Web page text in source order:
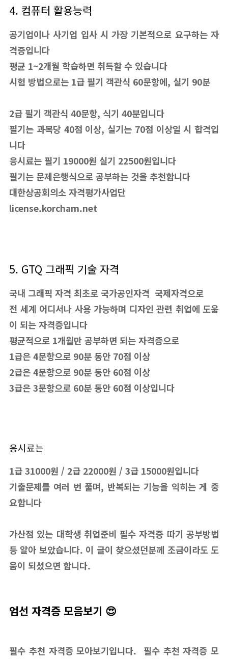
4. 컴퓨터 활용능력
공기업이나 사기업 입사 시 가장 기본적으로 요구하는 자
격증입니다
평균 1~2개월 학습하면 취득할 수 있습니다
시험 방법으로는 1급 필기 객관식 60문항에, 실기 90분
2급 필기 객관식 40문항, 식기 40분입니다
필기는 과목당 40점 이상, 실기는 70점 이상일 시 합격입
니다
응시료는 필기 19000원 실기 22500원입니다
필기는 문제은행식으로 공부하는 것을 추천합니다
대한상공회의소 자격평가사업단
license.korcham.net
5. GTQ 그래픽 기술 자격
국내 그래픽 자격 최초로 국가공인자격 국제자격으로
전 세계 어디서나 사용 가능하며 디자인 관련 취업에 도움
이 되는 자격증입니다
평균적으로 1개월만 공부하면 되는 자격증으로
1급은 4문항으로 90분 동안 70점 이상
2급은 4문항으로 90분 동안 60점 이상
3급은 3문항으로 60분 동안 60점 이상입니다
응시료는
1급 31000원 / 2급 22000원 / 3급 15000원입니다
기출문제를 여러 번 풀며, 반복되는 기능을 익히는 게 중
요합니다
가산점 있는 대학생 취업준비 필수 자격증 따기 공부방법
등 알아 보았습니다. 이 글이 찾으셨던분께 조금이라도 도
움이 되셨으면 합니다.
엄선 자격증 모음보기 😍
필수 추천 자격증 모아보기입니다. 필수 추천 자격증 모